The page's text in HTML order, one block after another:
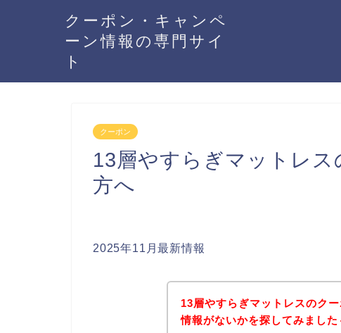
クーポン・キャンペ
ーン情報の専門サイ
ト
クーポン
13層やすらぎマットレ
方へ
2025年11月最新情報
13層やすらぎマットレスのク
情報がないかを探してみました